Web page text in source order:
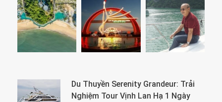
Du Thuyền Serenity Grandeur: Trải
Nghiệm Tour Vịnh Lan Hạ 1 Ngày